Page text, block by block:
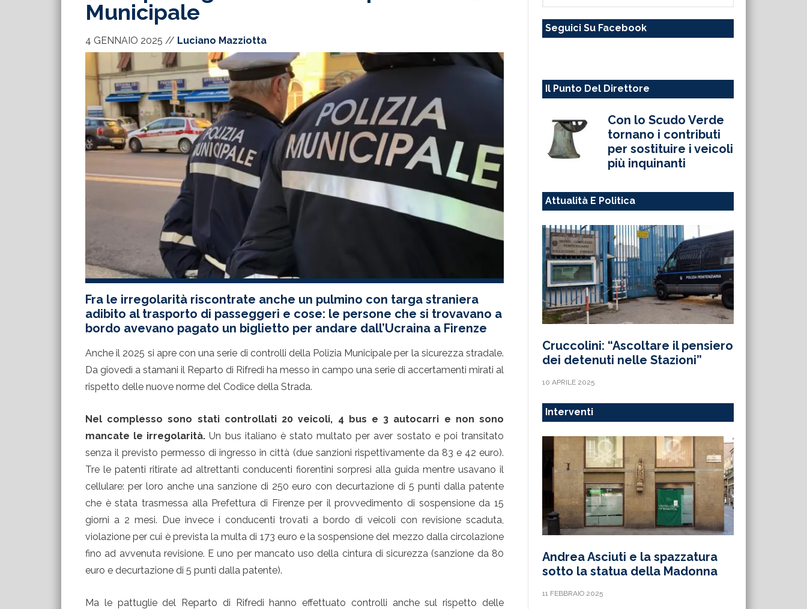
Municipale
4 GENNAIO 2025 // Luciano Mazziotta
Fra le irregolarità riscontrate anche un pulmino con targa straniera
adibito al trasporto di passeggeri e cose: le persone che si trovavano a
bordo avevano pagato un biglietto per andare dall’Ucraina a Firenze
Anche il 2025 si apre con una serie di controlli della Polizia Municipale per la sicurezza stradale.
Da giovedì a stamani il Reparto di Rifredi ha messo in campo una serie di accertamenti mirati al
rispetto delle nuove norme del Codice della Strada.
Nel complesso sono stati controllati 20 veicoli, 4 bus e 3 autocarri e non sono
mancate le irregolarità. Un bus italiano è stato multato per aver sostato e poi transitato
senza il previsto permesso di ingresso in città (due sanzioni rispettivamente da 83 e 42 euro).
Tre le patenti ritirate ad altrettanti conducenti fiorentini sorpresi alla guida mentre usavano il
cellulare: per loro anche una sanzione di 250 euro con decurtazione di 5 punti dalla patente
che è stata trasmessa alla Prefettura di Firenze per il provvedimento di sospensione da 15
giorni a 2 mesi. Due invece i conducenti trovati a bordo di veicoli con revisione scaduta,
violazione per cui è prevista la multa di 173 euro e la sospensione del mezzo dalla circolazione
fino ad avvenuta revisione. E uno per mancato uso della cintura di sicurezza (sanzione da 80
euro e decurtazione di 5 punti dalla patente).
Ma le pattuglie del Reparto di Rifredi hanno effettuato controlli anche sul rispetto delle
sito
Seguici Su Facebook
Il Punto Del Direttore
Con lo Scudo Verde
tornano i contributi
per sostituire i veicoli
più inquinanti
Attualità E Politica
Cruccolini: “Ascoltare il pensiero
dei detenuti nelle Stazioni”
10 APRILE 2025
Interventi
Andrea Asciuti e la spazzatura
sotto la statua della Madonna
11 FEBBRAIO 2025